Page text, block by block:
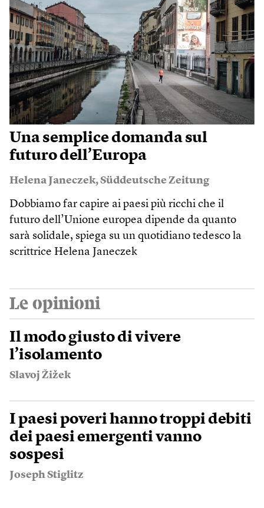
Una semplice domanda sul
futuro dell’Europa
Helena Janeczek,Süddeutsche Zeitung
Dobbiamo far capire ai paesi più ricchi che il
futuro dell’Unione europea dipende da quanto
sarà solidale, spiega su un quotidiano tedesco la
scrittrice Helena Janeczek
Le opinioni
Il modo giusto di vivere
l’isolamento
Slavoj Žižek
I paesi poveri hanno troppi debiti
dei paesi emergenti vanno
sospesi
Joseph Stiglitz